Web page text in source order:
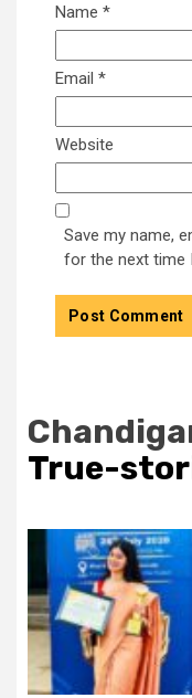
Name *
Email *
Website
Save my name,
for the next time
True-